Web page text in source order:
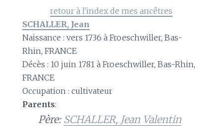
retour à l'index de mes ancêtres
SCHALLER, Jean
Naissance : vers 1736 à Froeschwiller, Bas-
Rhin, FRANCE
Décès : 10 juin 1781 à Froeschwiller, Bas-Rhin,
FRANCE
Occupation : cultivateur
Parents:
Père: SCHALLER, Jean Valentin